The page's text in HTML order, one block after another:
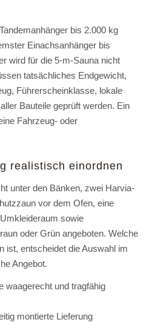
bis 2.000 kg
Einachsanhänger bis
wird für die 5-m-Sauna nicht
tatsächliches Endgewicht,
Führerscheinklasse, lokale
Bauteile geprüft werden. Ein
Fahrzeug- oder
realistisch einordnen
unter den Bänken, zwei Harvia-
vor dem Ofen, eine
sowie
oder Grün angeboten. Welche
ist, entscheidet die Auswahl im
Angebot.
waagerecht und tragfähig
montierte Lieferung